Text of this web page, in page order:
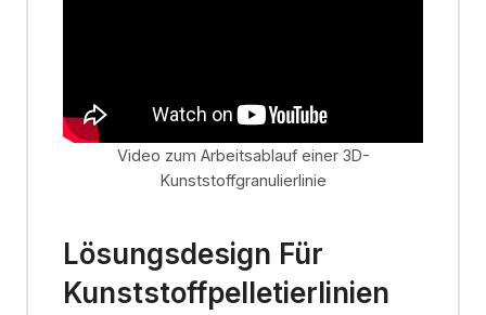
Video zum Arbeitsablauf einer 3D-
Kunststoffgranulierlinie
Lösungsdesign Für
Kunststoffpelletierlinien